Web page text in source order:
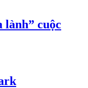
lành” cuộc